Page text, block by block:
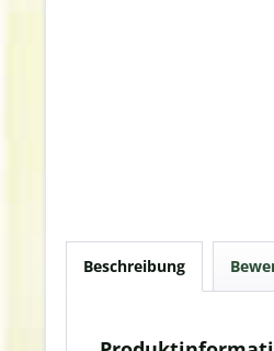
Beschreibung